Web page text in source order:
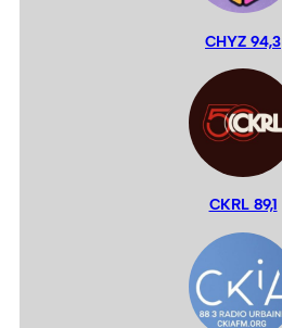
CHYZ 94,3
CKRL 89,1